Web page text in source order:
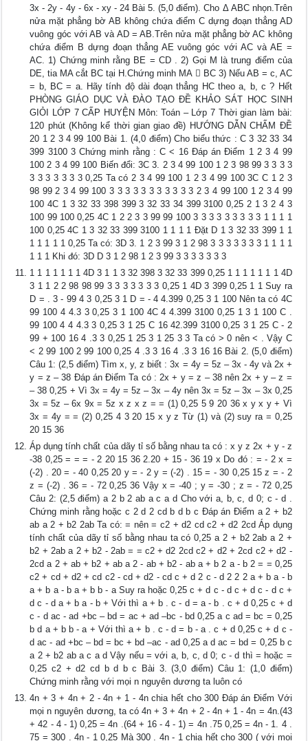
3x - 2y - 4y - 6x - xy - 24 Bài 5. (5,0 điểm). Cho Δ ABC nhọn.Trên
nửa mặt phẳng bờ AB không chứa điểm C dựng đoạn thẳng AD
vuông góc với AB và AD = AB.Trên nửa mặt phẳng bờ AC không
chứa điểm B dựng đoạn thẳng AE vuông góc với AC và AE =
AC. 1) Chứng minh rằng BE = CD . 2) Gọi M là trung điểm của
DE, tia MA cắt BC tại H.Chứng minh MA  BC 3) Nếu AB = c, AC
= b, BC = a. Hãy tính độ dài đoạn thẳng HC theo a, b, c ? Hết
PHÒNG GIÁO DỤC VÀ ĐÀO TẠO ĐỀ KHẢO SÁT HỌC SINH
GIỎI LỚP 7 CẤP HUYỆN Môn: Toán – Lớp 7 Thời gian làm bài:
120 phút (Không kể thời gian giao đề) HƯỚNG DẪN CHẤM ĐỀ
20 1 2 3 4 99 100 Bài 1. (4,0 điểm) Cho biểu thức : C 3 32 33 34
399 3100 3 Chứng minh rằng : C < 16 Đáp án Điểm 1 2 3 4 99
100 2 3 4 99 100 Biến đổi: 3C 3. 2 3 4 99 100 1 2 3 98 99 3 3 3 3
3 3 3 3 3 3 3 0,25 Ta có 2 3 4 99 100 1 2 3 4 99 100 3C C 1 2 3
98 99 2 3 4 99 100 3 3 3 3 3 3 3 3 3 3 3 2 3 4 99 100 1 2 3 4 99
100 4C 1 3 32 33 398 399 3 32 33 34 399 3100 0,25 2 1 3 2 4 3
100 99 100 0,25 4C 1 2 2 3 3 99 99 100 3 3 3 3 3 3 3 3 3 1 1 1 1
100 0,25 4C 1 3 32 33 399 3100 1 1 1 1 Đặt D 1 3 32 33 399 1 1
1 1 1 1 1 0,25 Ta có: 3D 3. 1 2 3 99 3 1 2 98 3 3 3 3 3 3 3 1 1 1 1
1 1 1 Khi đó: 3D D 3 1 2 98 1 2 3 99 3 3 3 3 3 3 3
1 1 1 1 1 1 1 4D 3 1 1 3 32 398 3 32 33 399 0,25 1 1 1 1 1 1 1 4D
3 1 1 2 2 98 98 99 3 3 3 3 3 3 3 0,25 1 4D 3 399 0,25 1 1 Suy ra
D = . 3 - 99 4 3 0,25 3 1 D = - 4 4.399 0,25 3 1 100 Nên ta có 4C
99 100 4 4.3 3 0,25 3 1 100 4C 4 4.399 3100 0,25 1 3 1 100 C .
99 100 4 4 4.3 3 0,25 3 1 25 C 16 42.399 3100 0,25 3 1 25 C - 2
99 + 100 16 4 .3 3 0,25 1 25 3 1 25 3 3 Ta có > 0 nên < . Vậy C
< 2 99 100 2 99 100 0,25 4 .3 3 16 4 .3 3 16 16 Bài 2. (5,0 điểm)
Câu 1: (2,5 điểm) Tìm x, y, z biết : 3x = 4y = 5z – 3x - 4y và 2x +
y = z – 38 Đáp án Điểm Ta có : 2x + y = z – 38 nên 2x + y – z =
– 38 0,25 + Vì 3x = 4y = 5z – 3x – 4y nên 3x = 5z – 3x – 3x 0,25
3x = 5z – 6x 9x = 5z x z x z = = (1) 0,25 5 9 20 36 x y x y + Vì
3x = 4y = = (2) 0,25 4 3 20 15 x y z Từ (1) và (2) suy ra = 0,25
20 15 36
Áp dụng tính chất của dãy tỉ số bằng nhau ta có : x y z 2x + y - z
-38 0,25 = = = - 2 20 15 36 2.20 + 15 - 36 19 x Do đó : = - 2 x =
(-2) . 20 = - 40 0,25 20 y = - 2 y = (-2) . 15 = - 30 0,25 15 z = - 2
z = (-2) . 36 = - 72 0,25 36 Vậy x = -40 ; y = -30 ; z = - 72 0,25
Câu 2: (2,5 điểm) a 2 b 2 ab a c a d Cho với a, b, c, d 0; c - d .
Chứng minh rằng hoặc c 2 d 2 cd b d b c Đáp án Điểm a 2 + b2
ab a 2 + b2 2ab Ta có: = nên = c2 + d2 cd c2 + d2 2cd Áp dụng
tính chất của dãy tỉ số bằng nhau ta có 0,25 a 2 + b2 2ab a 2 +
b2 + 2ab a 2 + b2 - 2ab = = c2 + d2 2cd c2 + d2 + 2cd c2 + d2 -
2cd a 2 + ab + b2 + ab a 2 - ab + b2 - ab a + b 2 a - b 2 = = 0,25
c2 + cd + d2 + cd c2 - cd + d2 - cd c + d 2 c - d 2 2 2 a + b a - b
a + b a - b a + b b - a Suy ra hoặc 0,25 c + d c - d c + d c - d c +
d c - d a + b a - b + Với thì a + b . c - d = a - b . c + d 0,25 c + d
c - d ac - ad +bc – bd = ac + ad –bc - bd 0,25 a c ad = bc = 0,25
b d a + b b - a + Với thì a + b . c - d = b - a . c + d 0,25 c + d c -
d ac - ad +bc – bd = bc + bd –ac - ad 0,25 a d ac = bd = 0,25 b c
a 2 + b2 ab a c a d Vậy nếu = với a, b, c, d 0; c - d thì = hoặc =
0,25 c2 + d2 cd b d b c Bài 3. (3,0 điểm) Câu 1: (1,0 điểm)
Chứng minh rằng với mọi n nguyên dương ta luôn có
4n + 3 + 4n + 2 - 4n + 1 - 4n chia hết cho 300 Đáp án Điểm Với
mọi n nguyên dương, ta có 4n + 3 + 4n + 2 - 4n + 1 - 4n = 4n.(43
+ 42 - 4 - 1) 0,25 = 4n .(64 + 16 - 4 - 1) = 4n .75 0,25 = 4n - 1. 4 .
75 = 300 . 4n - 1 0,25 Mà 300 . 4n - 1 chia hết cho 300 ( với mọi